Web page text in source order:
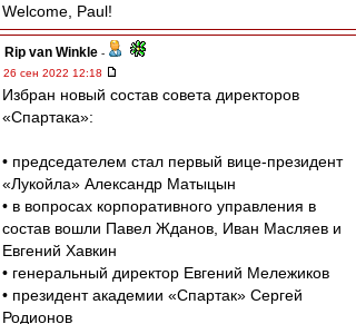
Welcome, Paul!
Rip van Winkle -
26 сен 2022 12:18
Избран новый состав совета директоров
«Спартака»:
• председателем стал первый вице-президент
«Лукойла» Александр Матыцын
• в вопросах корпоративного управления в
состав вошли Павел Жданов, Иван Масляев и
Евгений Хавкин
• генеральный директор Евгений Мележиков
• президент академии «Спартак» Сергей
Родионов